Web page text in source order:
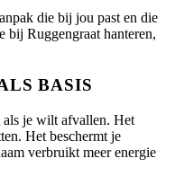
die bij jou past en die
Ruggengraat hanteren,
BASIS
je wilt afvallen. Het
Het beschermt je
verbruikt meer energie